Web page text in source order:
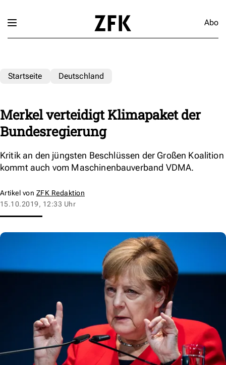
Abo
Startseite Deutschland
Merkel verteidigt Klimapaket der
Bundesregierung
Kritik an den jüngsten Beschlüssen der Großen Koalition
kommt auch vom Maschinenbauverband VDMA.
Artikel von ZFK Redaktion
15.10.2019, 12:33 Uhr